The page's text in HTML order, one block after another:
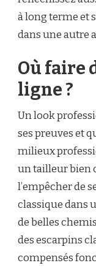
à long terme et
dans une autre
Où faire
ligne ?
Un look
ses preuves et
milieux
un tailleur bien
l’empêcher de
classique dans
de belles
des escarpins
compensés